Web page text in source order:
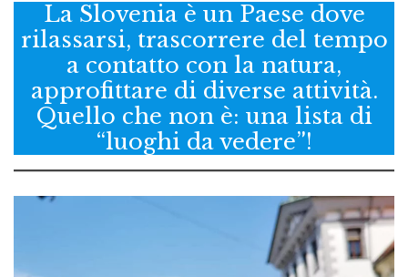
La Slovenia è un Paese dove
rilassarsi, trascorrere del tempo
a contatto con la natura,
approfittare di diverse attività.
Quello che non è: una lista di
“luoghi da vedere”!